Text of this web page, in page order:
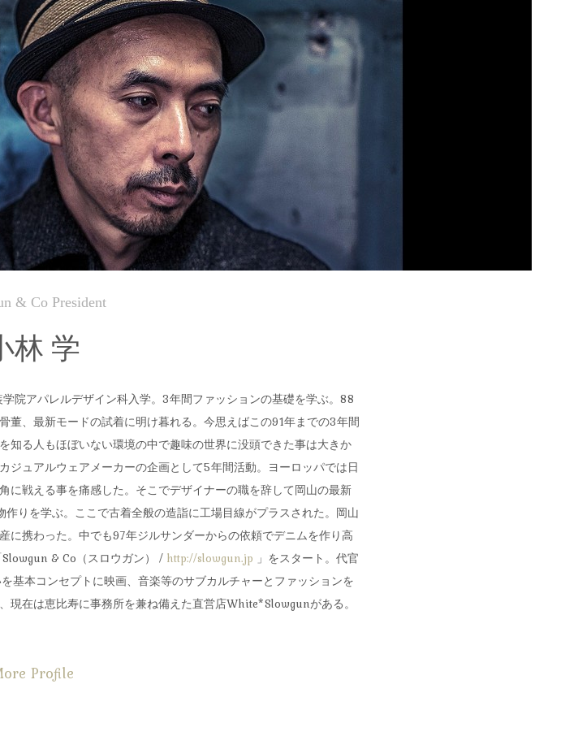
& Co President
林 学
院アパレルデザイン科入学。3年間ファッションの基礎を学ぶ。88
董、最新モードの試着に明け暮れる。今思えばこの91年までの3年間
知る人もほぼいない環境の中で趣味の世界に没頭できた事は大きか
ジュアルウェアメーカーの企画として5年間活動。ヨーロッパでは日
に戦える事を痛感した。そこでデザイナーの職を辞して岡山の最新
りを学ぶ。ここで古着全般の造詣に工場目線がプラスされた。岡山
に携わった。中でも97年ジルサンダーからの依頼でデニムを作り高
& Co（スロウガン） / http://slowgun.jp 」をスタート。代官
基本コンセプトに映画、音楽等のサブカルチャーとファッションを
現在は恵比寿に事務所を兼ね備えた直営店White*Slowgunがある。
Profile